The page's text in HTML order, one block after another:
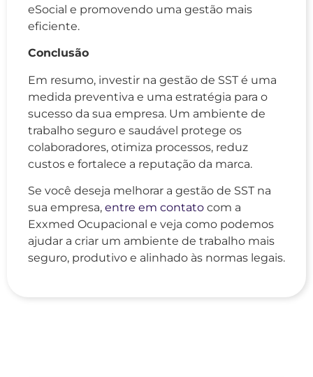
eSocial e promovendo uma gestão mais
eficiente.
Conclusão
Em resumo, investir na gestão de SST é uma
medida preventiva e uma estratégia para o
sucesso da sua empresa. Um ambiente de
trabalho seguro e saudável protege os
colaboradores, otimiza processos, reduz
custos e fortalece a reputação da marca.
Se você deseja melhorar a gestão de SST na
sua empresa, entre em contato com a
Exxmed Ocupacional e veja como podemos
ajudar a criar um ambiente de trabalho mais
seguro, produtivo e alinhado às normas legais.